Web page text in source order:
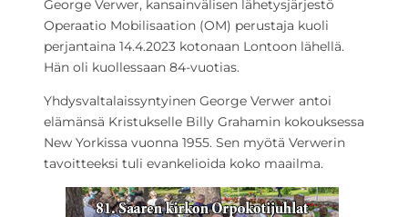
George Verwer, kansainvälisen lähetysjärjestö
Operaatio Mobilisaation (OM) perustaja kuoli
perjantaina 14.4.2023 kotonaan Lontoon lähellä.
Hän oli kuollessaan 84-vuotias.
Yhdysvaltalaissyntyinen George Verwer antoi
elämänsä Kristukselle Billy Grahamin kokouksessa
New Yorkissa vuonna 1955. Sen myötä Verwerin
tavoitteeksi tuli evankelioida koko maailma.